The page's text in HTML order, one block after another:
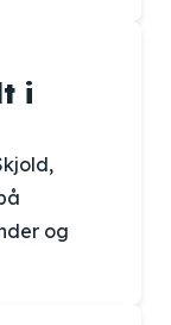
i
og